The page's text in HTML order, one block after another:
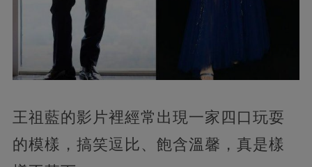
王祖藍的影片裡經常出現一家四口玩耍
的模樣，搞笑逗比、飽含溫馨，真是樣